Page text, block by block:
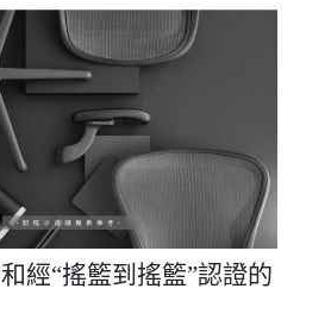
經“搖籃到搖籃”認證的